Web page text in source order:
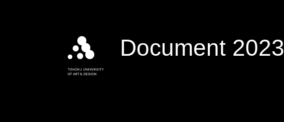
Document 2023